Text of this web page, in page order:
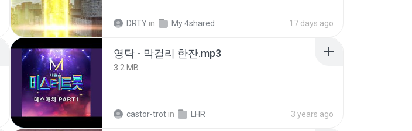
DRTY in My 4shared 17 days ago
영탁 - 막걸리 한잔.mp3
3.2 MB
castor-trot in LHR 3 years ago